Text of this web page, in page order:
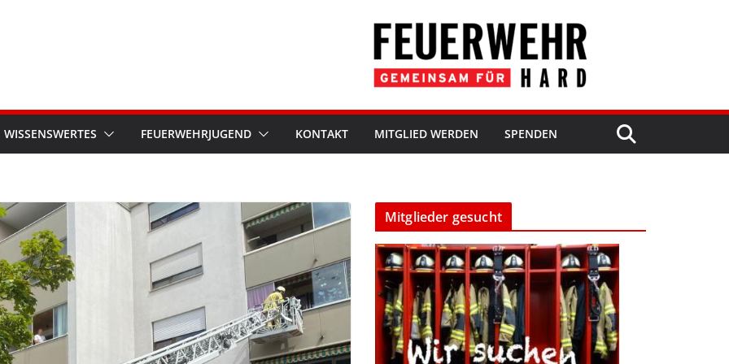
WISSENSWERTES FEUERWEHRJUGEND KONTAKT MITGLIED WERDEN SPENDEN
Mitglieder gesucht